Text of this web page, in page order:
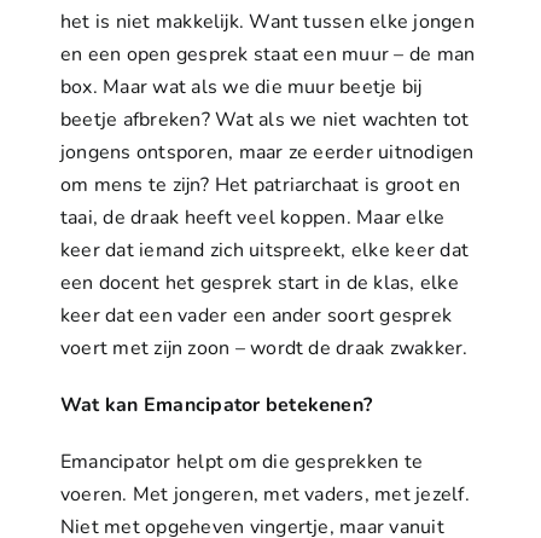
het is niet makkelijk. Want tussen elke jongen
en een open gesprek staat een muur – de man
box. Maar wat als we die muur beetje bij
beetje afbreken? Wat als we niet wachten tot
jongens ontsporen, maar ze eerder uitnodigen
om mens te zijn? Het patriarchaat is groot en
taai, de draak heeft veel koppen. Maar elke
keer dat iemand zich uitspreekt, elke keer dat
een docent het gesprek start in de klas, elke
keer dat een vader een ander soort gesprek
voert met zijn zoon – wordt de draak zwakker.
Wat kan Emancipator betekenen?
Emancipator helpt om die gesprekken te
voeren. Met jongeren, met vaders, met jezelf.
Niet met opgeheven vingertje, maar vanuit